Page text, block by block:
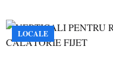
LOCALE